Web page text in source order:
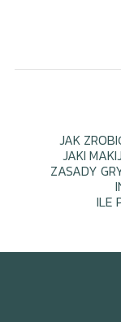
JAK
JAKI
ZASADY
ILE